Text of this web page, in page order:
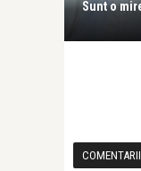
prea batrana?
COMENTARII